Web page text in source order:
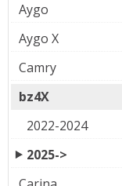
Aygo
Aygo X
Camry
bz4X
2022-2024
2025->